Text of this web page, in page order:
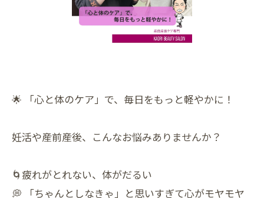
🌟 「心と体のケア」で、毎日をもっと軽やかに！
妊活や産前産後、こんなお悩みありませんか？
🌀疲れがとれない、体がだるい
💭 「ちゃんとしなきゃ」と思いすぎて心がモヤモヤ